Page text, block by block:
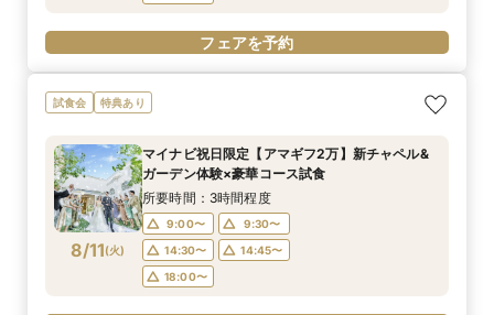
フェアを予約
試食会 特典あり
8/11(火)
マイナビ祝日限定【アマギフ2万】新チャペル&
ガーデン体験×豪華コース試食
所要時間：3時間程度
9:00〜
9:30〜
14:30〜
14:45〜
18:00〜